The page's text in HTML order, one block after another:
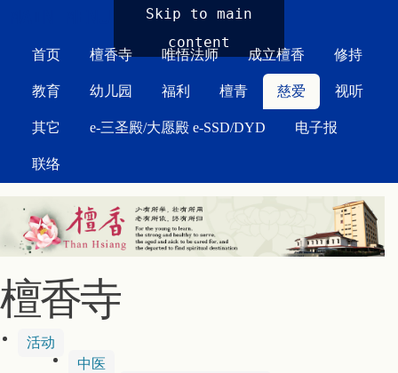
Skip to main
content
首页 檀香寺 唯悟法师 成立檀香 修持
教育 幼儿园 福利 檀青 慈爱 视听
其它 e-三圣殿/大愿殿 e-SSD/DYD 电子报
联络
檀香寺
活动
中医